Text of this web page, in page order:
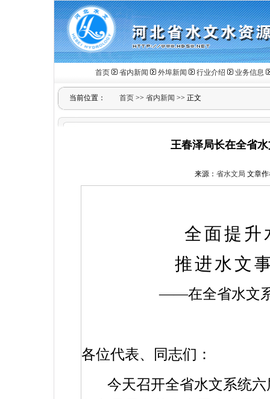
首页 省内新闻 外埠新闻 行业介绍 业务信息
当前位置： 首页 >> 省内新闻 >> 正文
王春泽局长在全省
来源： 省水文局 文章
全面提升
推进水文
——在全省水文
各位代表、同志们：
今天召开全省水文系统